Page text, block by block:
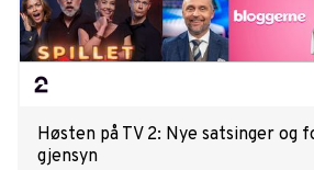
Høsten på TV 2: Nye satsinger
gjensyn